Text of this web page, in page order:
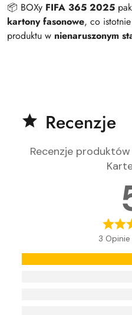
📦 BOXy FIFA 365 2025
kartony fasonowe, co
produktu w nienaruszonym
Recenzje
Recenzje
3